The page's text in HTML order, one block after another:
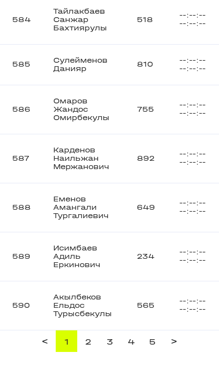
584
Тайлакбаев
Санжар
Бахтиярулы
518
--:--:--
--:--:--
585
Сулейменов
Данияр
810
--:--:--
--:--:--
586
Омаров
Жандос
Омирбекулы
755
--:--:--
--:--:--
587
Карденов
Наильжан
Мержанович
892
--:--:--
--:--:--
588
Еменов
Амангали
Тургалиевич
649
--:--:--
--:--:--
589
Исимбаев
Адиль
Еркинович
234
--:--:--
--:--:--
590
Акылбеков
Ельдос
Турысбекулы
565
--:--:--
--:--:--
< 1 2 3 4 5 >